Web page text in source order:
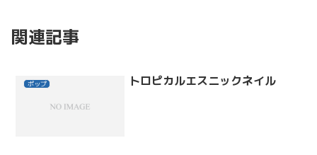
関連記事
ポップ トロピカルエスニックネイル